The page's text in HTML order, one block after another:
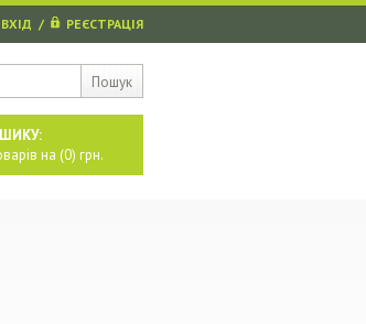
Пошук
ВХІД / РЕЄСТРАЦІЯ
на (0) грн.